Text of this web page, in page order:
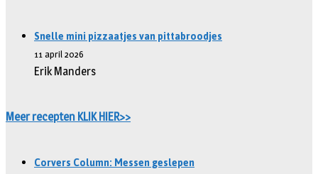
Snelle mini pizzaatjes van pittabroodjes
11 april 2026
Erik Manders
Meer recepten KLIK HIER>>
Corvers Column: Messen geslepen